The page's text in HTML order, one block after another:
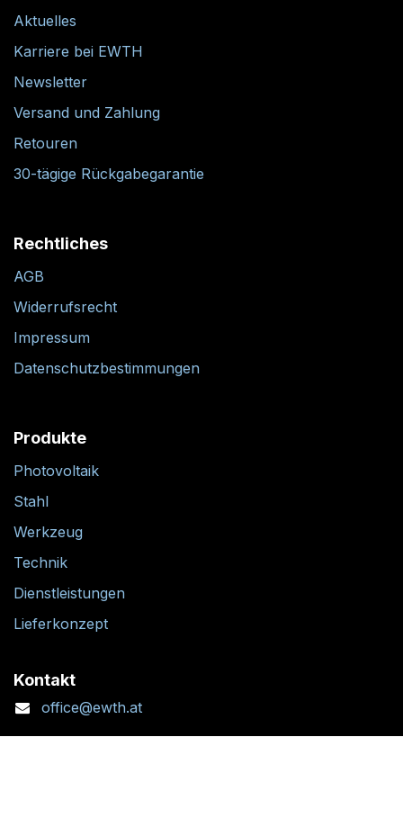
Aktuelles
Karriere bei EWTH
Newsletter
Versand und Zahlung
Retouren
30-tägige Rückgabegarantie
Rechtliches
AGB
Widerrufsrecht
Impressum
Datenschutzbestimmungen
Produkte
Photovoltaik
Stahl
Werkzeug
Technik
Dienstleistungen
Lieferkonzept
Kontakt
office@ewth.at